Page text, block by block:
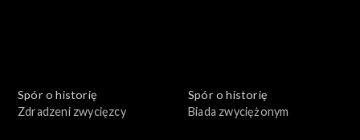
Spór o historię
Zdradzeni zwycięzcy
Spór o historię
Biada zwyciężonym